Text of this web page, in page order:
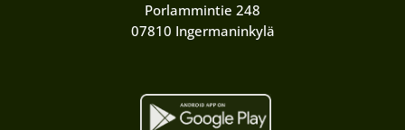
Porlammintie 248
07810 Ingermaninkylä